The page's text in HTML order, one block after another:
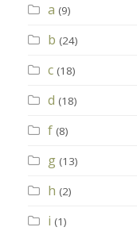
a (9)
b (24)
c (18)
d (18)
f (8)
g (13)
h (2)
i (1)